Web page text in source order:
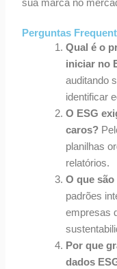
sua marca no
Perguntas
Qual é o
iniciar no
auditando
identificar
O ESG
caros?
planilhas
relatórios.
O que
padrões
empresas
Por que
dados